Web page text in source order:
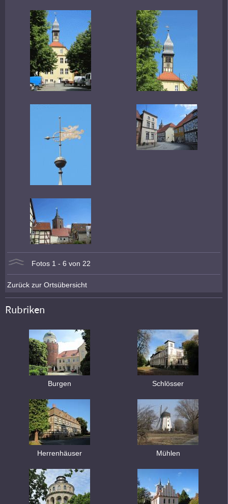
Fotos 1 - 6 von 22
Zurück zur Ortsübersicht
Rubriken
Burgen Schlösser
Herrenhäuser Mühlen